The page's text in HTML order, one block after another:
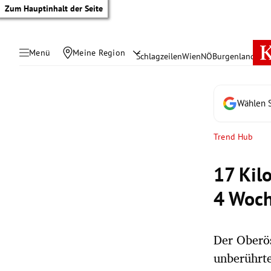
Zum Hauptinhalt der Seite
Menü Meine Region SchlagzeilenWienNÖBurgenland
Wählen
Trend Hub
17
4
Der